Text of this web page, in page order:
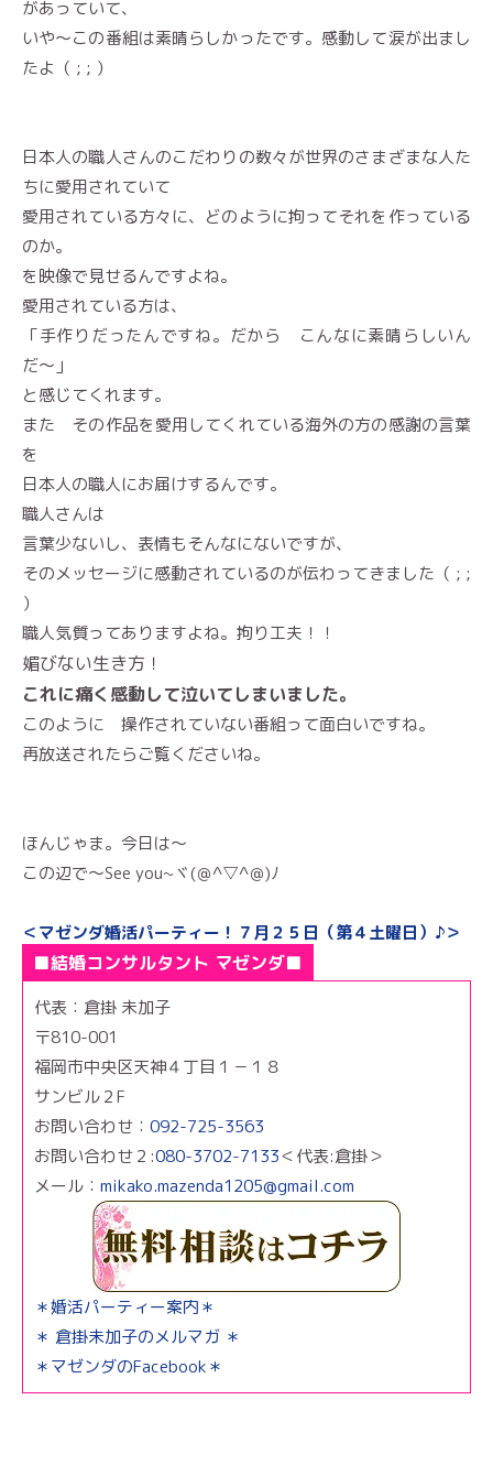
があっていて、
いや〜この番組は素晴らしかったです。感動して涙が出まし
たよ（ ; ; ）
日本人の職人さんのこだわりの数々が世界のさまざまな人た
ちに愛用されていて
愛用されている方々に、どのように拘ってそれを作っている
のか。
を映像で見せるんですよね。
愛用されている方は、
「手作りだったんですね。だから こんなに素晴らしいん
だ〜」
と感じてくれます。
また その作品を愛用してくれている海外の方の感謝の言葉
を
日本人の職人にお届けするんです。
職人さんは
言葉少ないし、表情もそんなにないですが、
そのメッセージに感動されているのが伝わってきました（ ; ;
）
職人気質ってありますよね。拘り工夫！！
媚びない生き方！
これに痛く感動して泣いてしまいました。
このように 操作されていない番組って面白いですね。
再放送されたらご覧くださいね。
ほんじゃま。今日は～
この辺で～See you~ヾ(＠^▽^＠)ﾉ
＜マゼンダ婚活パーティー！７月２５日（第４土曜日）♪＞
■結婚コンサルタント マゼンダ■
代表：倉掛 未加子
〒810-001
福岡市中央区天神４丁目１－１８
サンビル２F
お問い合わせ： 092-725-3563
お問い合わせ２:080-3702-7133＜代表:倉掛＞
メール： mikako.mazenda1205@gmail.com
＊婚活パーティー案内＊
＊ 倉掛未加子のメルマガ ＊
＊マゼンダのFacebook＊